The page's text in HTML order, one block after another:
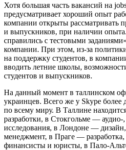
Хотя большая часть вакансий на
предусматривает хороший опыт
компании открыты рассматривать
и выпускников, при наличии
справились с тестовыми
компании. При этом, из-за
на поддержку студентов, в
вводить летние школы,
студентов и выпускников.
На данный момент в таллинском
украинцев. Всего же у Skype более
по всему миру. В Таллине
разработки, в Стокгольме — аудио-
исследования, в Лондоне —
менеджмент, в Праге —
финансисты и юристы, в Пало-